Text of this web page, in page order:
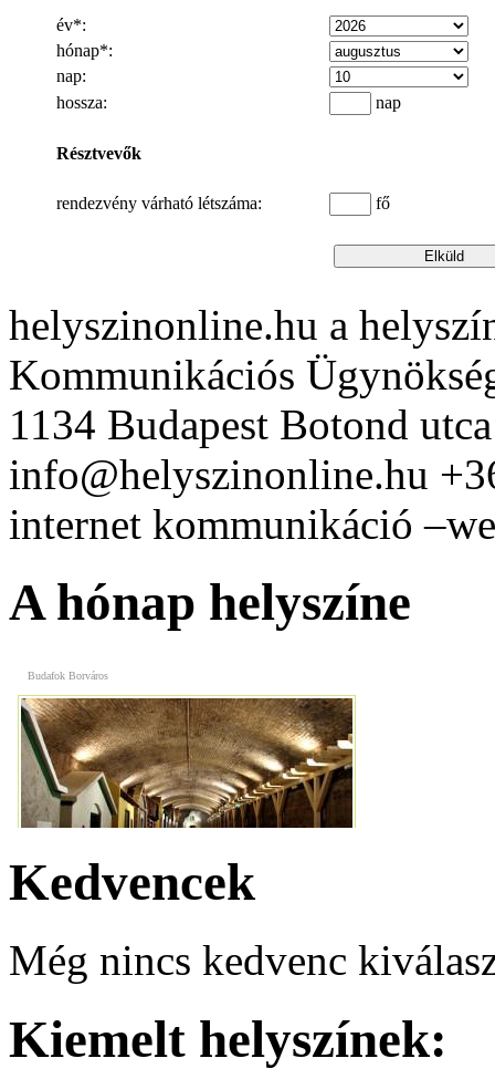
év*:
hónap*:
nap:
hossza:
nap
Résztvevők
rendezvény várható létszáma: fő
helyszinonline.hu a
Kommunikációs
1134 Budapest Botond
info@helyszinonline.hu
internet kommunikáció
A hónap helyszíne
Budafok Borváros
Vasmacska Terasz
Kedvencek
Még nincs kedvenc
Kiemelt helyszínek: